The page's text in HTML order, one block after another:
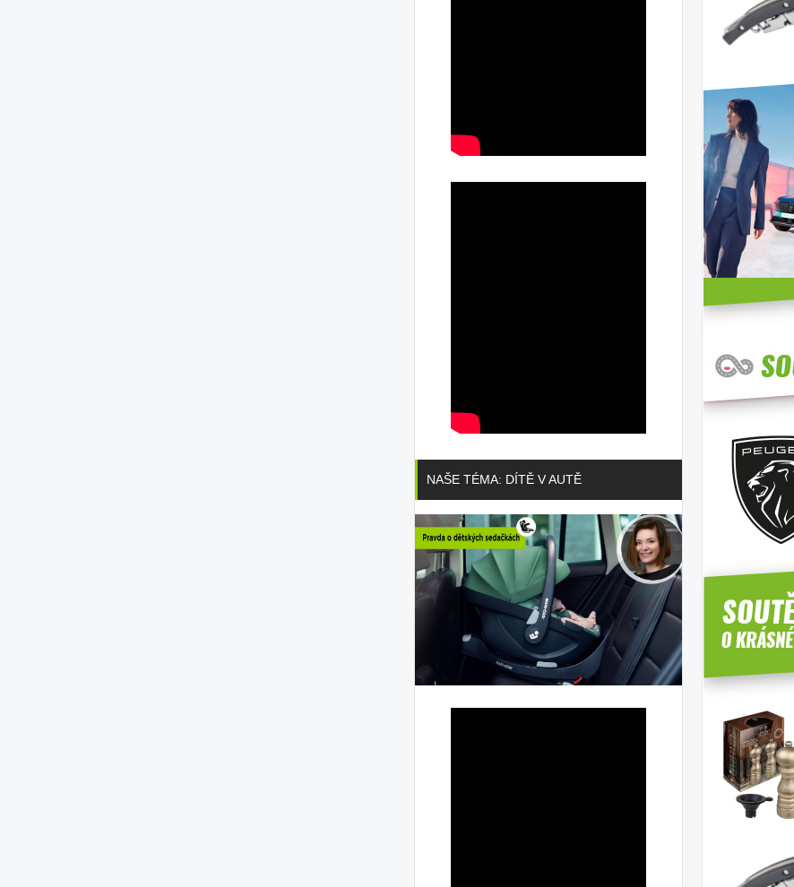
NAŠE TÉMA: DÍTĚ V AUTĚ